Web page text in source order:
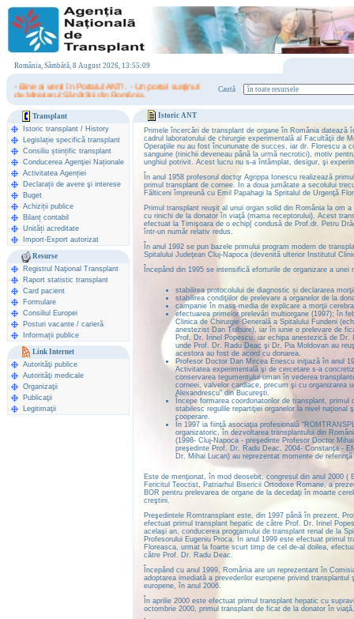
România, Sâmbătă, 8 August 2026, 13:55:09
- Bine ai venit în Portalul ANT! . - Un portal susţinut
de Ministerul Sănătăţii din România.
Caută
Transplant
Istoric transplant / History
Legislație specifică transplant
Consiliu științific transplant
Conducerea Agenţiei Naționale
Activitatea Agenției
Declarații de avere şi interese
Buget
Achiziții publice
Bilanț contabil
Unități acreditate
Import-Export autorizat
Resurse
Registrul Naţional Transplant
Raport statistic transplant
Card pacient
Formulare
Consiliul Europei
Posturi vacante / carieră
Informații publice
Link Internet
Autorităţi publice
Autorităţi medicale
Organizaţii
Publicaţii
Legitimaţii
Istoric ANT
Primele încercări de transplant de organe în România
cadrul laboratorului de chirurgie experimentală al Facultăţii de
Operaţiile nu au fost încununate de succes, iar dr. Florescu a
sanguine (rinichii deveneau până la urmă necrotici), motiv
unghiul potrivit. Acest lucru nu s-a întâmplat, desigur, şi
În anul 1958 profesorul doctor Agrippa Ionescu realizează
primul transplant de cornee. În a doua jumătate a secolului
Fălticeni împreună cu Emil Papahagi la Spritalul de Urgenţă
Primul transplant reuşit al unui organ solid din România la om
cu rinichi de la donator în viaţă (mama receptorului). Acest
efectuat la Timişoara de o echip[ condusă de Prof.dr. Petru
într-un număr relativ redus.
În anul 1992 se pun bazele primului program modern de
Spitalului Judeţean Cluj-Napoca (devenită ulterior Institutul
Începând din 1995 se intensifică eforturile de organizare a
stabilirea protocolului de diagnostic și declararea
stabilirea condiţiilor de prelevare a organelor de la
campanie în mass-media de explicare a morţii
efectuarea primelor prelevări multiorgane (1997); în
Clinica de Chirurgie Generală a Spitalului Fundeni
anestezist Dan Tulbure), iar în iunie o prelevare de
Prof. Dr. Irinel Popescu, iar echipa anestezică de
unde Prof. Dr. Radu Deac şi Dr. Pia Moldovan au
acestora au fost de acord cu donarea.
Profesor Doctor Dan Mircea Enescu iniţiază în anul
Activitatea experimentală şi de cercetare s-a
conservarea tegumentului uman în vederea
corneei, valvelor cardiace, precum şi cu organizarea
Alexandrescu" din Bucureşti.
Începe formarea coordonatorilor de transplant,
stabilesc regulile repartiţiei organelor la nivel naţional
cooperare.
În 1997 ia fiinţă asociaţia profesională
organizatoric, în dezvoltarea transplantului din
(1998- Cluj-Napoca - preşedinte Profesor Doctor
preşedinte Prof. Dr. Radu Deac, 2004- Constanţa -
Dr. Mihai Lucan) au reprezentat momente de
Este de menţionat, în mod deosebit, congresul din anul 2000
Fericitul Teoctist, Patriarhul Bisericii Ortodoxe Romane, a
BOR pentru prelevarea de organe de la decedaţi în moarte
creştini.
Preşedintele Romtransplant este, din 1997 până în prezent,
efectuat primul transplant hepatic de câtre Prof. Dr. Irinel
acelaşi an, conducerea programului de transplant renal de la
Profesorului Eugeniu Proca. În anul 1999 este efectuat primul
Floreasca, urmat la foarte scurt timp de cel de-al doilea,
către Prof. Dr. Radu Deac.
Începând cu anul 1999, România are un reprezentant în
adoptarea imediată a prevederilor europene privind
europene, în anul 2006.
În aprilie 2000 este efectuat primul transplant hepatic cu
octombrie 2000, primul transplant de ficat de la donator în